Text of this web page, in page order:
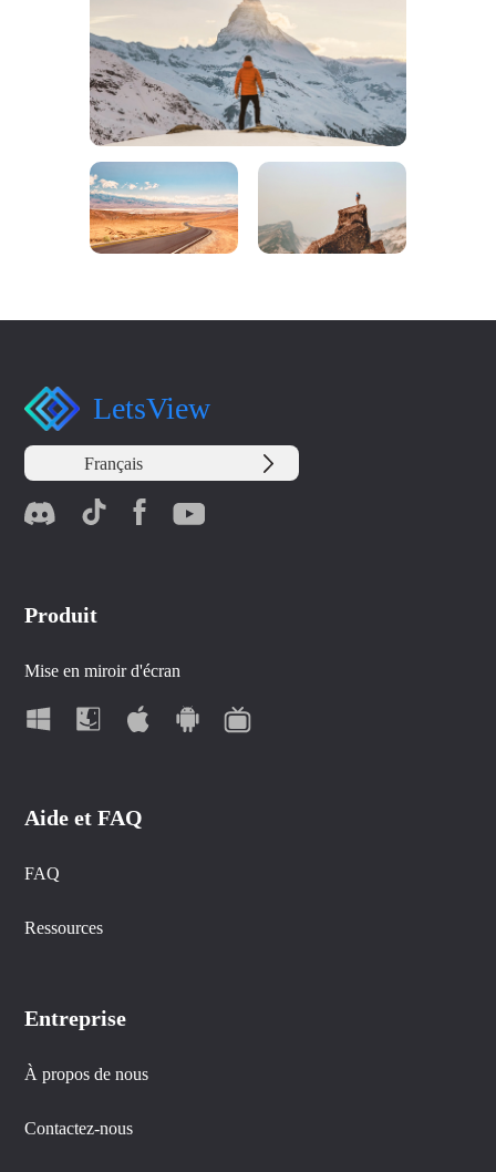
LetsView
Français
Produit
Mise en miroir d'écran
Aide et FAQ
FAQ
Ressources
Entreprise
À propos de nous
Contactez-nous